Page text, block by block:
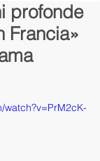
profonde
Francia»
watch?v=PrM2cK-